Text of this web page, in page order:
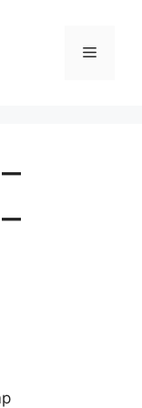
Meniu